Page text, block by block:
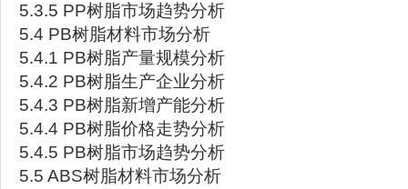
5.3.5 PP树脂市场趋势分析
5.4 PB树脂材料市场分析
5.4.1 PB树脂产量规模分析
5.4.2 PB树脂生产企业分析
5.4.3 PB树脂新增产能分析
5.4.4 PB树脂价格走势分析
5.4.5 PB树脂市场趋势分析
5.5 ABS树脂材料市场分析